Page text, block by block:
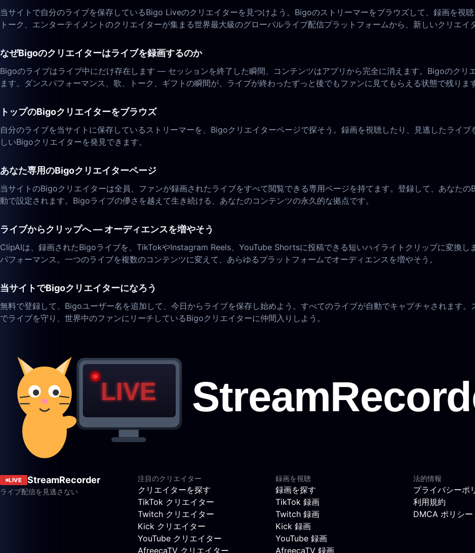
当サイトで自分のライブを保存しているBigo Liveのクリエイターを見つけよう。Bigoのストリーマーをブラウズして、録画を視
トーク、エンターテイメントのクリエイターが集まる世界最大級のグローバルライブ配信プラットフォームから、新しいクリエイ
なぜBigoのクリエイターはライブを録画するのか
Bigoのライブはライブ中にだけ存在します — セッションを終了した瞬間、コンテンツはアプリから完全に消えます。Bigoのクリ
ます。ダンスパフォーマンス、歌、トーク、ギフトの瞬間が、ライブが終わったずっと後でもファンに見てもらえる状態で残ります
トップのBigoクリエイターをブラウズ
自分のライブを当サイトに保存しているストリーマーを、Bigoクリエイターページで探そう。録画を視聴したり、見逃したライ
しいBigoクリエイターを発見できます。
あなた専用のBigoクリエイターページ
当サイトのBigoクリエイターは全員、ファンが録画されたライブをすべて閲覧できる専用ページを持てます。登録して、あなた
動で設定されます。Bigoライブの儚さを越えて生き続ける、あなたのコンテンツの永久的な拠点です。
ライブからクリップへ — オーディエンスを増やそう
ClipAIは、録画されたBigoライブを、TikTokやInstagram Reels、YouTube Shortsに投稿できる短いハイライトクリップに変換し
パフォーマンス。一つのライブを複数のコンテンツに変えて、あらゆるプラットフォームでオーディエンスを増やそう。
当サイトでBigoクリエイターになろう
無料で登録して、Bigoユーザー名を追加して、今日からライブを保存し始めよう。すべてのライブが自動でキャプチャされます
でライブを守り、世界中のファンにリーチしているBigoクリエイターに仲間入りしよう。
LIVE StreamRecorder
ライブ配信を見逃さない
注目のクリエイター
クリエイターを探す
TikTok クリエイター
Twitch クリエイター
Kick クリエイター
YouTube クリエイター
AfreecaTV クリエイター
録画を視聴
録画を探す
TikTok 録画
Twitch 録画
Kick 録画
YouTube 録画
AfreecaTV 録画
法的情報
プライバシーポ
利用規約
DMCA ポリシー